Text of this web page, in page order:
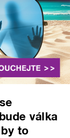
válka
to